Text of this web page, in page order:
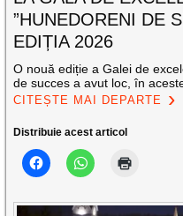
”HUNEDORENI DE
EDIȚIA 2026
O nouă ediție a Galei de
de succes a avut loc, în
CITEȘTE MAI DEPARTE
Distribuie acest articol